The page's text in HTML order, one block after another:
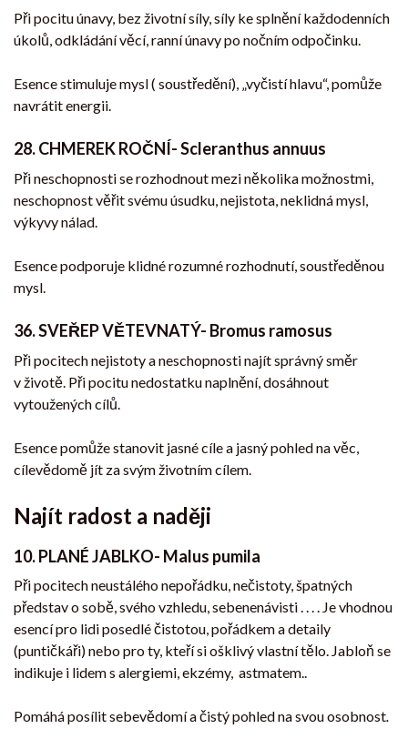
Při pocitu únavy, bez životní síly, síly ke splnění každodenních
úkolů, odkládání věcí, ranní únavy po nočním odpočinku.
Esence stimuluje mysl ( soustředění), „vyčistí hlavu“, pomůže
navrátit energii.
28.CHMEREK ROČNÍ- Scleranthus annuus
Při neschopnosti se rozhodnout mezi několika možnostmi,
neschopnost věřit svému úsudku, nejistota, neklidná mysl,
výkyvy nálad.
Esence podporuje klidné rozumné rozhodnutí, soustředěnou
mysl.
36.SVEŘEP VĚTEVNATÝ- Bromus ramosus
Při pocitech nejistoty a neschopnosti najít správný směr
v životě. Při pocitu nedostatku naplnění, dosáhnout
vytoužených cílů.
Esence pomůže stanovit jasné cíle a jasný pohled na věc,
cílevědomě jít za svým životním cílem.
Najít radost a naději
10. PLANÉ JABLKO- Malus pumila
Při pocitech neustálého nepořádku, nečistoty, špatných
představ o sobě, svého vzhledu, sebenenávisti . . . . Je vhodnou
esencí pro lidi posedlé čistotou, pořádkem a detaily
(puntičkáři) nebo pro ty, kteří si ošklivý vlastní tělo. Jabloň se
indikuje i lidem s alergiemi, ekzémy, astmatem..
Pomáhá posílit sebevědomí a čistý pohled na svou osobnost.